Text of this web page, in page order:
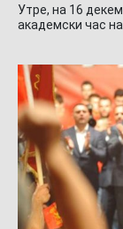
Утре, на 16
академски час